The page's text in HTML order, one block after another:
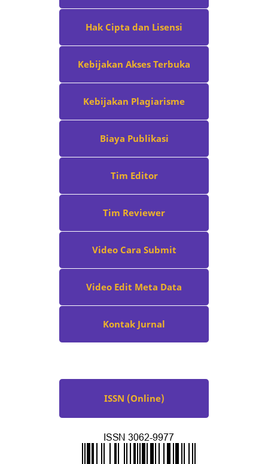
Hak Cipta dan Lisensi
Kebijakan Akses Terbuka
Kebijakan Plagiarisme
Biaya Publikasi
Tim Editor
Tim Reviewer
Video Cara Submit
Video Edit Meta Data
Kontak Jurnal
ISSN (Online)